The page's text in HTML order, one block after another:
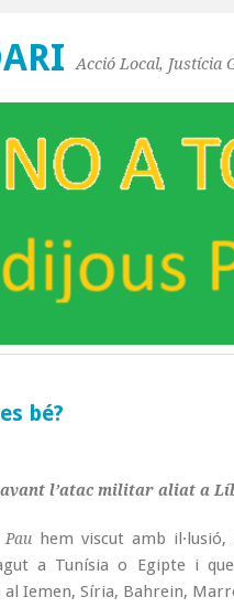
Acció Local, Justícia
bé?
l’atac militar aliat a
hem viscut amb
a Tunísia o Egipte i
Iemen, Síria, Bahrein,